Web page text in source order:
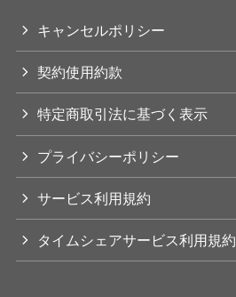
キャンセルポリシー
契約使用約款
特定商取引法に基づく表示
プライバシーポリシー
サービス利用規約
タイムシェアサービス利用規約